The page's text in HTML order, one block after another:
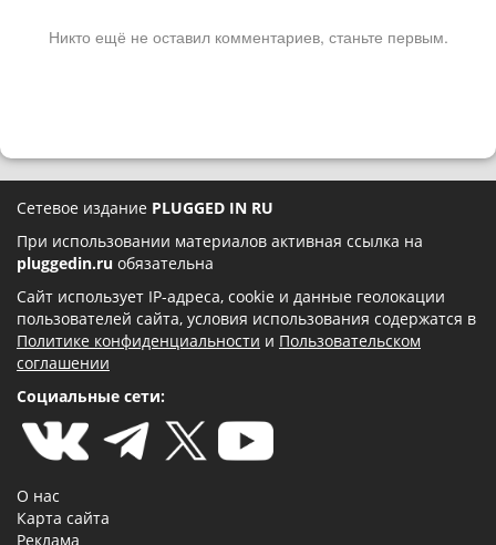
Никто ещё не оставил комментариев, станьте первым.
Сетевое издание PLUGGED IN RU
При использовании материалов активная ссылка на
pluggedin.ru обязательна
Сайт использует IP-адреса, cookie и данные геолокации
пользователей сайта, условия использования содержатся в
Политике конфиденциальности и Пользовательском
соглашении
Социальные сети:
О нас
Карта сайта
Реклама